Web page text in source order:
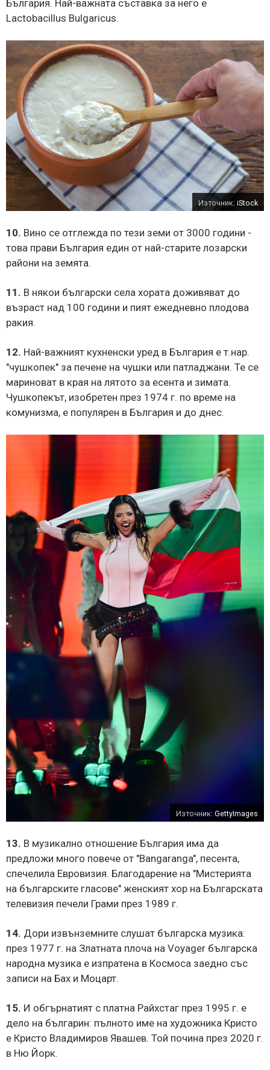
България. Най-важната съставка за него е
Lactobacillus Bulgaricus.
Източник: iStock
10. Вино се отглежда по тези земи от 3000 години -
това прави България един от най-старите лозарски
райони на земята.
11. В някои български села хората доживяват до
възраст над 100 години и пият ежедневно плодова
ракия.
12. Най-важният кухненски уред в България е т.нар.
"чушкопек" за печене на чушки или патладжани. Те се
мариноват в края на лятото за есента и зимата.
Чушкопекът, изобретен през 1974 г. по време на
комунизма, е популярен в България и до днес.
Източник: GettyImages
13. В музикално отношение България има да
предложи много повече от "Bangaranga", песента,
спечелила Евровизия. Благодарение на "Мистерията
на българските гласове" женският хор на Българската
телевизия печели Грами през 1989 г.
14. Дори извънземните слушат българска музика:
през 1977 г. на Златната плоча на Voyager българска
народна музика е изпратена в Космоса заедно със
записи на Бах и Моцарт.
15. И обгърнатият с платна Райхстаг през 1995 г. е
дело на българин: пълното име на художника Кристо
е Кристо Владимиров Явашев. Той почина през 2020 г.
в Ню Йорк.